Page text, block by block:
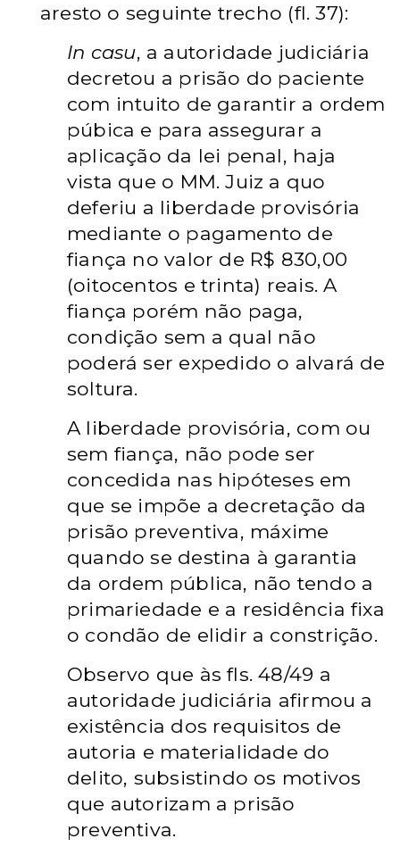
aresto o seguinte trecho (fl. 37):
In casu, a autoridade judiciária
decretou a prisão do paciente
com intuito de garantir a ordem
púbica e para assegurar a
aplicação da lei penal, haja
vista que o MM. Juiz a quo
deferiu a liberdade provisória
mediante o pagamento de
fiança no valor de R$ 830,00
(oitocentos e trinta) reais. A
fiança porém não paga,
condição sem a qual não
poderá ser expedido o alvará de
soltura.
A liberdade provisória, com ou
sem fiança, não pode ser
concedida nas hipóteses em
que se impõe a decretação da
prisão preventiva, máxime
quando se destina à garantia
da ordem pública, não tendo a
primariedade e a residência fixa
o condão de elidir a constrição.
Observo que às fls. 48/49 a
autoridade judiciária afirmou a
existência dos requisitos de
autoria e materialidade do
delito, subsistindo os motivos
que autorizam a prisão
preventiva.